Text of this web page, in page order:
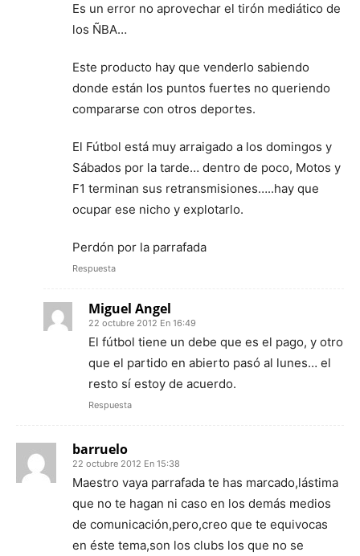
Es un error no aprovechar el tirón mediático de
los ÑBA…
Este producto hay que venderlo sabiendo
donde están los puntos fuertes no queriendo
compararse con otros deportes.
El Fútbol está muy arraigado a los domingos y
Sábados por la tarde… dentro de poco, Motos y
F1 terminan sus retransmisiones…..hay que
ocupar ese nicho y explotarlo.
Perdón por la parrafada
Respuesta
Miguel Angel
22 octubre 2012 En 16:49
El fútbol tiene un debe que es el pago, y otro
que el partido en abierto pasó al lunes… el
resto sí estoy de acuerdo.
Respuesta
barruelo
22 octubre 2012 En 15:38
Maestro vaya parrafada te has marcado,lástima
que no te hagan ni caso en los demás medios
de comunicación,pero,creo que te equivocas
en éste tema,son los clubs los que no se